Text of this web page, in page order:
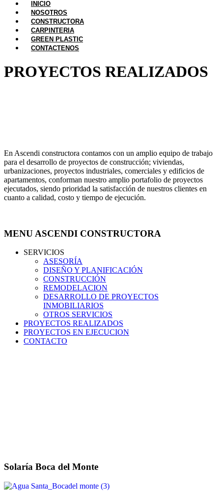
INICIO
NOSOTROS
CONSTRUCTORA
CARPINTERIA
GREEN PLASTIC
CONTACTENOS
PROYECTOS REALIZADOS
En Ascendi constructora contamos con un amplio equipo de trabajo
para el desarrollo de proyectos de construcción; viviendas,
urbanizaciones, proyectos industriales, comerciales y edificios de
apartamentos, conforman nuestro amplio portafolio de proyectos
ejecutados, siendo prioridad la satisfacción de nuestros clientes en
cuanto a calidad, costo y tiempo de ejecución.
MENU ASCENDI CONSTRUCTORA
SERVICIOS
ASESORÍA
DISEÑO Y PLANIFICACIÓN
CONSTRUCCIÓN
REMODELACION
DESARROLLO DE PROYECTOS
INMOBILIARIOS
OTROS SERVICIOS
PROYECTOS REALIZADOS
PROYECTOS EN EJECUCION
CONTACTO
Solaría Boca del Monte